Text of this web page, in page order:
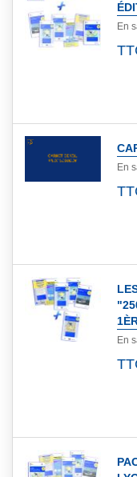
En
En
En